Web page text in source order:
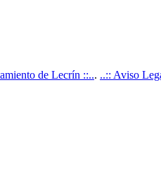
de Lecrín ::... ..:: Aviso